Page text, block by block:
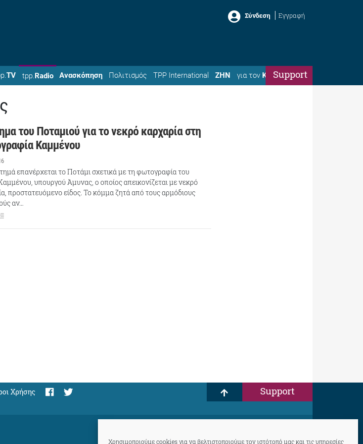
Χρησιμοποιούμε cookies για να βελτιστοποιούμε τον ιστότοπό μας και τις υπηρεσίες
Σύνδεση Εγγραφή
TV tpp.Radio Ανασκόπηση Πολιτισμός TPP International ΖΗΝ για τον ΚώσταSupport
του Ποταμιού για το νεκρό καρχαρία στη
Καμμένου
επανέρχεται το Ποτάμι σχετικά με τη φωτογραφία του
υπουργού Άμυνας, ο οποίος απεικονίζεται με νεκρό
προστατευόμενο είδος. Το κόμμα ζητά από τους αρμόδιους
αν…
Χρήσης
Support